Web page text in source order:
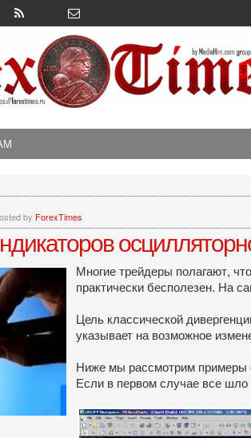
by ForexTimes
Многие трейдеры полагают,
практически бесполезен. На
Цель классической
указывает на возможное
Ниже мы рассмотрим примеры
Если в первом случае все шло